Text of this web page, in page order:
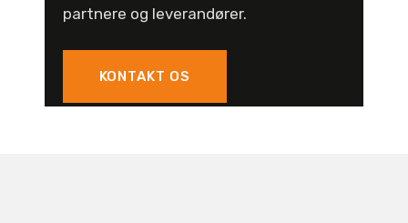
partnere og leverandører.
KONTAKT OS